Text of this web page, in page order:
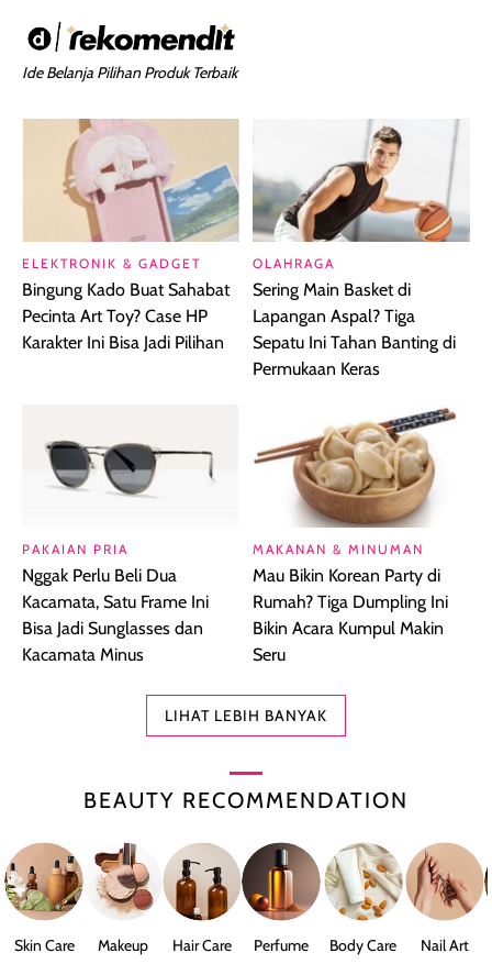
Ide Belanja Pilihan Produk Terbaik
ELEKTRONIK & GADGET
Bingung Kado Buat Sahabat
Pecinta Art Toy? Case HP
Karakter Ini Bisa Jadi Pilihan
OLAHRAGA
Sering Main Basket di
Lapangan Aspal? Tiga
Sepatu Ini Tahan Banting di
Permukaan Keras
PAKAIAN PRIA
Nggak Perlu Beli Dua
Kacamata, Satu Frame Ini
Bisa Jadi Sunglasses dan
Kacamata Minus
MAKANAN & MINUMAN
Mau Bikin Korean Party di
Rumah? Tiga Dumpling Ini
Bikin Acara Kumpul Makin
Seru
LIHAT LEBIH BANYAK
BEAUTY RECOMMENDATION
Skin Care Makeup Hair Care Perfume Body Care Nail Art